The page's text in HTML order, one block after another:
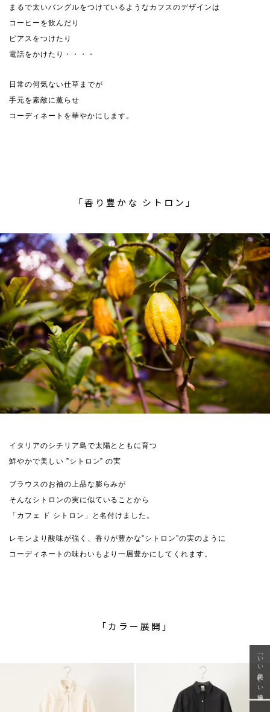
まるで太いバングルをつけているようなカフスのデザインは
コーヒーを飲んだり
ピアスをつけたり
電話をかけたり・・・・
日常の何気ない仕草までが
手元を素敵に薫らせ
コーディネートを華やかにします。
「香り豊かな シトロン」
イタリアのシチリア島で太陽とともに育つ
鮮やかで美しい ”シトロン” の実
ブラウスのお袖の上品な膨らみが
そんなシトロンの実に似ていることから
「カフェ ド シトロン」と名付けました。
レモンより酸味が強く、香りが豊かな”シトロン”の実のように
コーディネートの味わいもより一層豊かにしてくれます。
「カラー展開」
「いい年齢 いい洋服」